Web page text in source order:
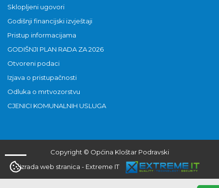
Sklopljeni ugovori
Godišnji financijski izvještaji
Pristup informacijama
GODIŠNJI PLAN RADA ZA 2026
Otvoreni podaci
Izjava o pristupačnosti
Odluka o mrtvozorstvu
CJENICI KOMUNALNIH USLUGA
Copyright © Općina Kloštar Podravski
Izrada web stranica - Extreme IT